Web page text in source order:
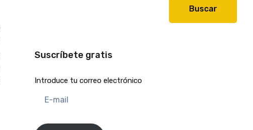
Buscar
Suscríbete gratis
Introduce tu correo electrónico
mail